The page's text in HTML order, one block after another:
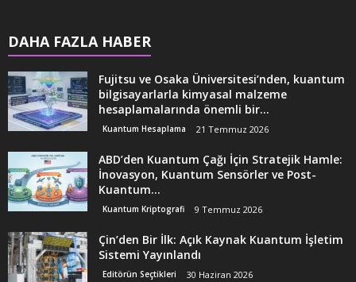
DAHA FAZLA HABER
Fujitsu ve Osaka Üniversitesi’nden, kuantum
bilgisayarlarla kimyasal malzeme
hesaplamalarında önemli bir...
Kuantum Hesaplama 21 Temmuz 2026
ABD’den Kuantum Çağı İçin Stratejik Hamle:
İnovasyon, Kuantum Sensörler ve Post-
Kuantum...
Kuantum Kriptografi 9 Temmuz 2026
Çin’den Bir İlk: Açık Kaynak Kuantum İşletim
Sistemi Yayınlandı
Editörün Seçtikleri 30 Haziran 2026